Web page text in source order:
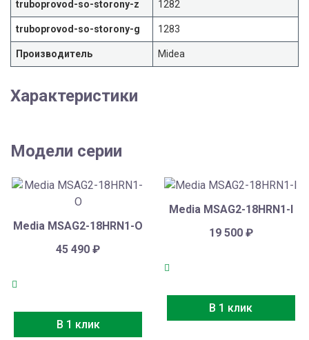
truboprovod-so-storony-z 1282
truboprovod-so-storony-g 1283
Производитель Midea
Характеристики
Модели серии
Media MSAG2-18HRN1-O
45 490₽
В 1 клик
Media MSAG2-18HRN1-I
19 500 ₽
В 1 клик